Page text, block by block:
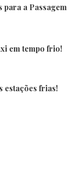
para a Passagem
em tempo frio!
estações frias!